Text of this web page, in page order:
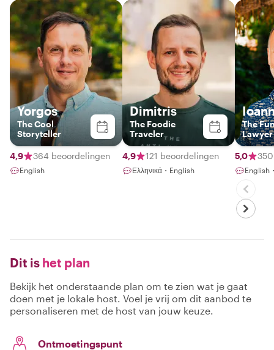
Yorgos
The Cool
Storyteller
4,9 364 beoordelingen
English
Dimitris
The Foodie
Traveler
4,9 121 beoordelingen
Ελληνικά・English
The
Lawyer
5,0
English
Dit is het plan
Bekijk het onderstaande plan om te zien wat je gaat
doen met je lokale host. Voel je vrij om dit aanbod te
personaliseren met de host van jouw keuze.
Ontmoetingspunt